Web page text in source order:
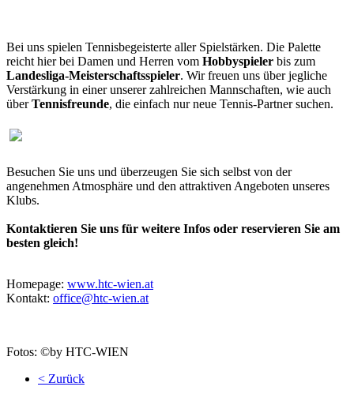
Bei uns spielen Tennisbegeisterte aller Spielstärken. Die Palette
reicht hier bei Damen und Herren vom Hobbyspieler bis zum
Landesliga-Meisterschaftsspieler. Wir freuen uns über jegliche
Verstärkung in einer unserer zahlreichen Mannschaften, wie auch
überTennisfreunde, die einfach nur neue Tennis-Partner suchen.
Besuchen Sie uns und überzeugen Sie sich selbst von der
angenehmen Atmosphäre und den attraktiven Angeboten unseres
Klubs.
Kontaktieren Sie uns für weitere Infos oder reservieren Sie am
besten gleich!
Homepage: www.htc-wien.at
Kontakt: office@htc-wien.at
Fotos: ©by HTC-WIEN
< Zurück